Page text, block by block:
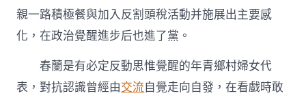
親一路積極餐與加入反割頭稅活動并施展出主要感
化，在政治覺醒進步后也進了黨。
春蘭是有必定反動思惟覺醒的年青鄉村婦女代
表，對抗認識曾經由交流自覺走向自發，在看戲時敢